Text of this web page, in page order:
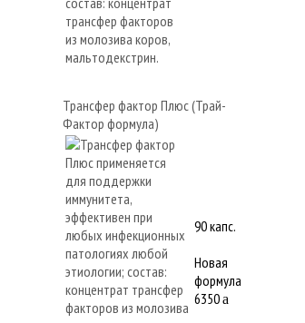
Трансфер фактор Плюс (Трай-
Фактор формула)
90 капс.
Новая
формула
6350a